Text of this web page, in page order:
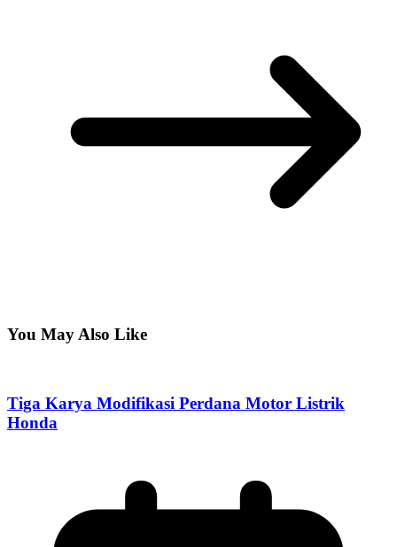
You May Also Like
Tiga Karya Modifikasi Perdana Motor Listrik
Honda